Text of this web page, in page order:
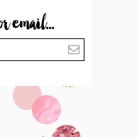
email...